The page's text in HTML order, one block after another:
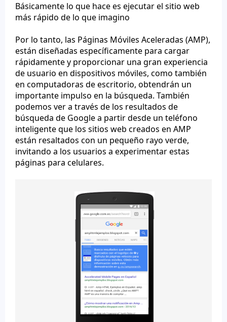
Básicamente lo que hace es ejecutar el sitio web
más rápido de lo que imagino
Por lo tanto, las Páginas Móviles Aceleradas (AMP),
están diseñadas específicamente para cargar
rápidamente y proporcionar una gran experiencia
de usuario en dispositivos móviles, como también
en computadoras de escritorio, obtendrán un
importante impulso en la búsqueda. También
podemos ver a través de los resultados de
búsqueda de Google a partir desde un teléfono
inteligente que los sitios web creados en AMP
están resaltados con un pequeño rayo verde,
invitando a los usuarios a experimentar estas
páginas para celulares.